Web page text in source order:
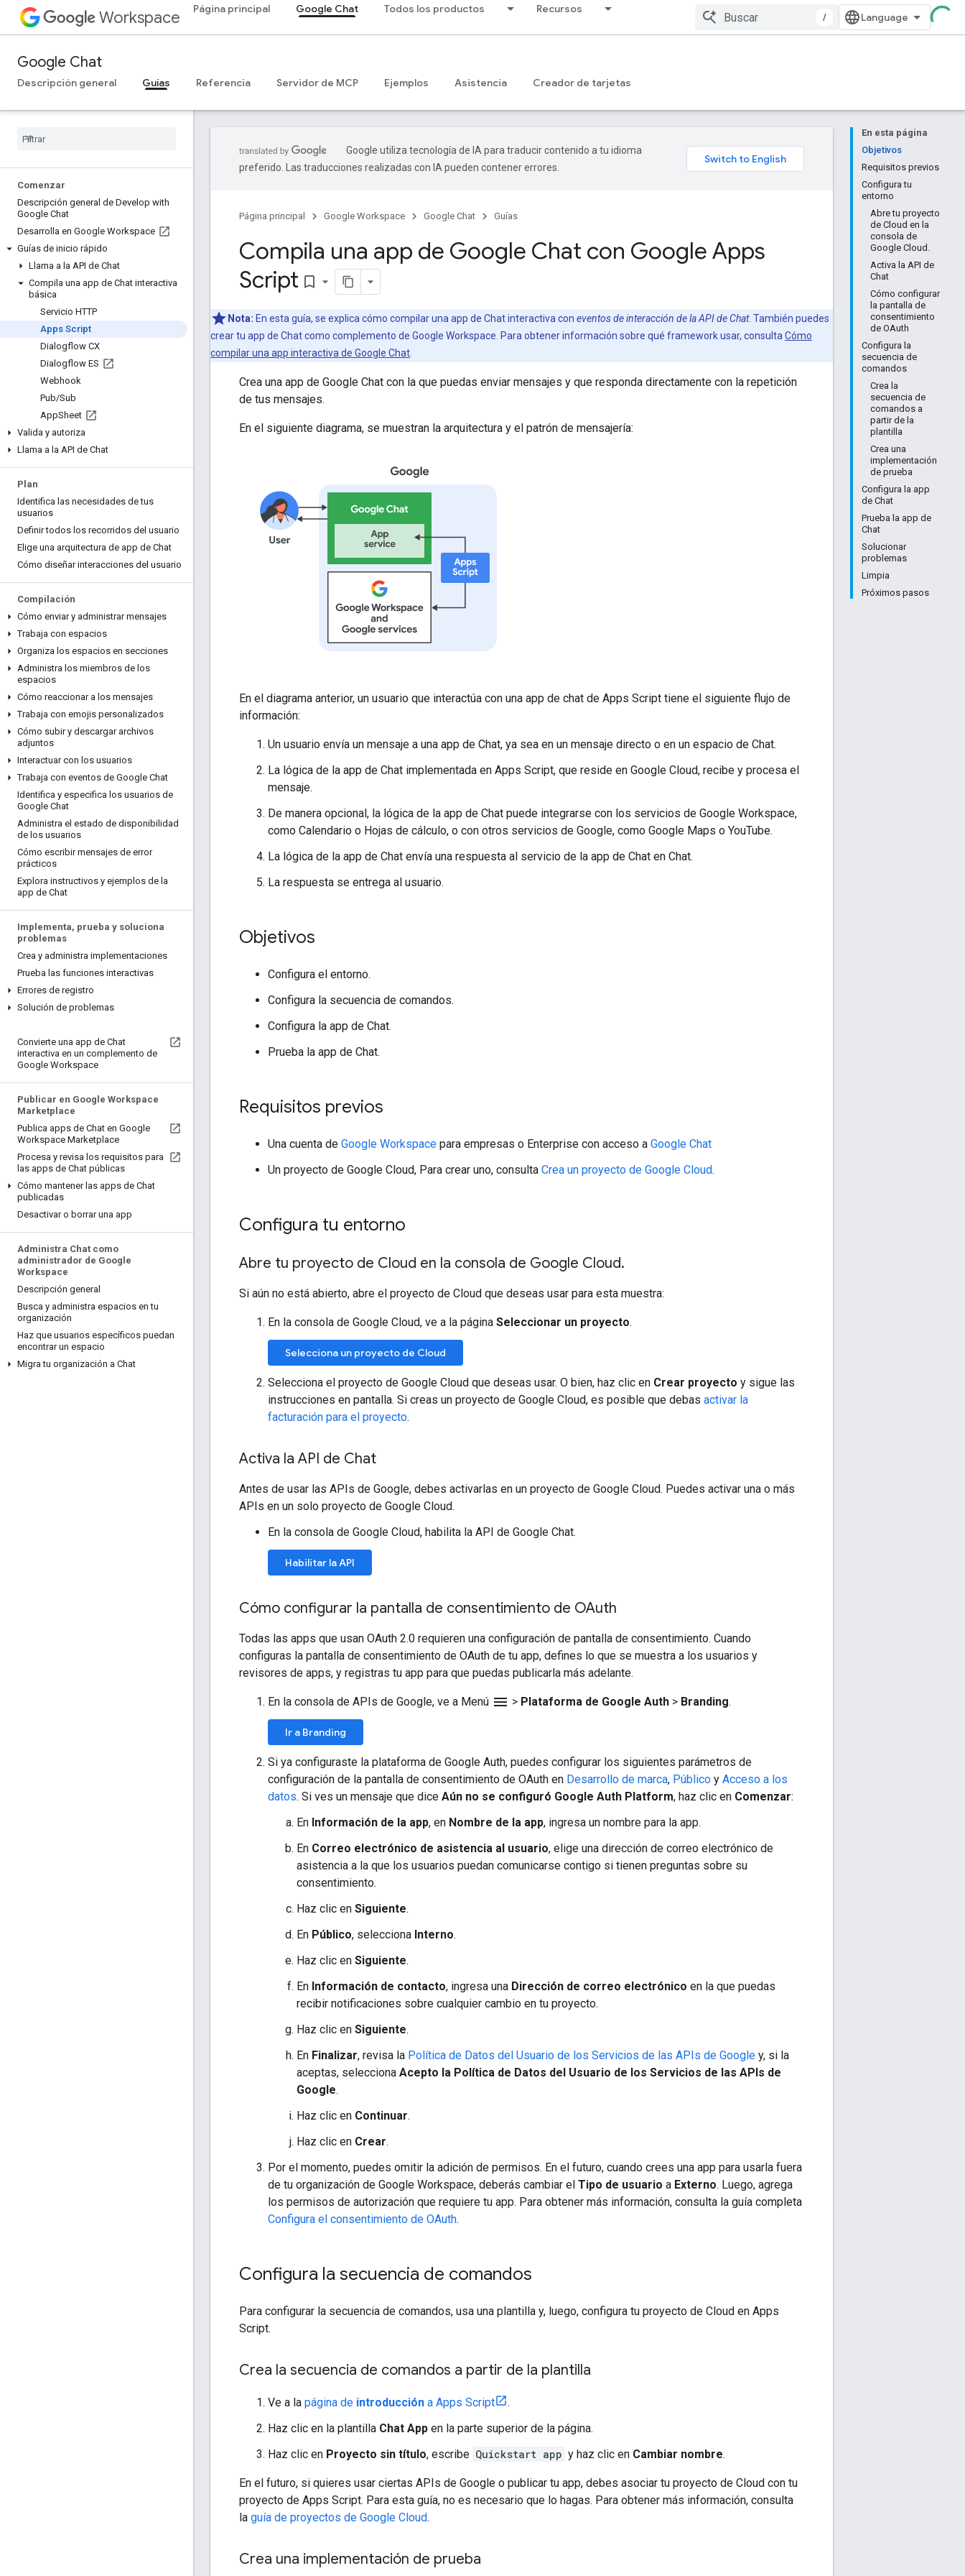
Workspace Página principal Google Chat Todos los productos Recursos
/
Google Chat
Descripción general Guías Referencia Servidor de MCP Ejemplos Asistencia Creador de tarjetas
Comenzar
Descripción general de Develop with
Google Chat
Desarrolla en Google Workspace
Guías de inicio rápido
Llama a la API de Chat
Compila una app de Chat interactiva
básica
Servicio HTTP
Apps Script
Dialogflow CX
Dialogflow ES
Webhook
Pub/Sub
AppSheet
Valida y autoriza
Llama a la API de Chat
Plan
Identifica las necesidades de tus
usuarios
Definir todos los recorridos del usuario
Elige una arquitectura de app de Chat
Cómo diseñar interacciones del usuario
Compilación
Cómo enviar y administrar mensajes
Trabaja con espacios
Organiza los espacios en secciones
Administra los miembros de los
espacios
Cómo reaccionar a los mensajes
Trabaja con emojis personalizados
Cómo subir y descargar archivos
adjuntos
Interactuar con los usuarios
Trabaja con eventos de Google Chat
Identifica y especifica los usuarios de
Google Chat
Administra el estado de disponibilidad
de los usuarios
Cómo escribir mensajes de error
prácticos
Explora instructivos y ejemplos de la
app de Chat
Implementa, prueba y soluciona
problemas
Crea y administra implementaciones
Prueba las funciones interactivas
Errores de registro
Solución de problemas
Convierte una app de Chat
interactiva en un complemento de
Google Workspace
Publicar en Google Workspace
Marketplace
Publica apps de Chat en Google
Workspace Marketplace
Procesa y revisa los requisitos para
las apps de Chat públicas
Cómo mantener las apps de Chat
publicadas
Desactivar o borrar una app
Administra Chat como
administrador de Google
Workspace
Descripción general
Busca y administra espacios en tu
organización
Haz que usuarios específicos puedan
encontrar un espacio
Migra tu organización a Chat
En esta página
Objetivos
Requisitos previos
Configura tu
entorno
Abre tu proyecto
de Cloud en la
consola de
Google Cloud.
Activa la API de
Chat
Cómo configurar
la pantalla de
consentimiento
de OAuth
Configura la
secuencia de
comandos
Crea la
secuencia de
comandos a
partir de la
plantilla
Crea una
implementación
de prueba
Configura la app
de Chat
Prueba la app de
Chat
Solucionar
problemas
Limpia
Próximos pasos
Google utiliza tecnología de IA para traducir contenido a tu idioma
preferido. Las traducciones realizadas con IA pueden contener errores.
Página principal Google Workspace Google Chat Guías
Compila una app de Google Chat con Google Apps
Script bookmark_border
Nota: En esta guía, se explica cómo compilar una app de Chat interactiva con eventos de interacción de la API de Chat. También puedes
crear tu app de Chat como complemento de Google Workspace. Para obtener información sobre qué framework usar, consulta Cómo
compilar una app interactiva de Google Chat
Crea una app de Google Chat con la que puedas enviar mensajes y que responda directamente con la repetición
de tus mensajes.
En el siguiente diagrama, se muestran la arquitectura y el patrón de mensajería:
En el diagrama anterior, un usuario que interactúa con una app de chat de Apps Script tiene el siguiente flujo de
información:
Un usuario envía un mensaje a una app de Chat, ya sea en un mensaje directo o en un espacio de Chat.
La lógica de la app de Chat implementada en Apps Script, que reside en Google Cloud, recibe y procesa el
mensaje.
De manera opcional, la lógica de la app de Chat puede integrarse con los servicios de Google Workspace,
como Calendario o Hojas de cálculo, o con otros servicios de Google, como Google Maps o YouTube.
La lógica de la app de Chat envía una respuesta al servicio de la app de Chat en Chat.
La respuesta se entrega al usuario.
Objetivos
Configura el entorno.
Configura la secuencia de comandos.
Configura la app de Chat.
Prueba la app de Chat.
Requisitos previos
Una cuenta de Google Workspace para empresas o Enterprise con acceso a Google Chat
Un proyecto de Google Cloud, Para crear uno, consulta Crea un proyecto de Google Cloud.
Configura tu entorno
Abre tu proyecto de Cloud en la consola de Google Cloud.
Si aún no está abierto, abre el proyecto de Cloud que deseas usar para esta muestra:
En la consola de Google Cloud, ve a la página Seleccionar un proyecto.
Selecciona un proyecto de Cloud
Selecciona el proyecto de Google Cloud que deseas usar. O bien, haz clic en Crear proyecto y sigue las
instrucciones en pantalla. Si creas un proyecto de Google Cloud, es posible que debas activar la
facturación para el proyecto.
Activa la API de Chat
Antes de usar las APIs de Google, debes activarlas en un proyecto de Google Cloud. Puedes activar una o más
APIs en un solo proyecto de Google Cloud.
En la consola de Google Cloud, habilita la API de Google Chat.
Habilitar la API
Cómo configurar la pantalla de consentimiento de OAuth
Todas las apps que usan OAuth 2.0 requieren una configuración de pantalla de consentimiento. Cuando
configuras la pantalla de consentimiento de OAuth de tu app, defines lo que se muestra a los usuarios y
revisores de apps, y registras tu app para que puedas publicarla más adelante.
En la consola de APIs de Google, ve a Menú menu > Plataforma de Google Auth > Branding.
Ir a Branding
Si ya configuraste la plataforma de Google Auth, puedes configurar los siguientes parámetros de
configuración de la pantalla de consentimiento de OAuth en Desarrollo de marca, Público y Acceso a los
datos. Si ves un mensaje que dice Aún no se configuró Google Auth Platform, haz clic en Comenzar:
En Información de la app, en Nombre de la app, ingresa un nombre para la app.
En Correo electrónico de asistencia al usuario, elige una dirección de correo electrónico de
asistencia a la que los usuarios puedan comunicarse contigo si tienen preguntas sobre su
consentimiento.
Haz clic en Siguiente.
En Público, selecciona Interno.
Haz clic en Siguiente.
En Información de contacto, ingresa una Dirección de correo electrónico en la que puedas
recibir notificaciones sobre cualquier cambio en tu proyecto.
Haz clic en Siguiente.
En Finalizar, revisa la Política de Datos del Usuario de los Servicios de las APIs de Google y, si la
aceptas, selecciona Acepto la Política de Datos del Usuario de los Servicios de las APIs de
Google.
Haz clic en Continuar.
Haz clic en Crear.
Por el momento, puedes omitir la adición de permisos. En el futuro, cuando crees una app para usarla fuera
de tu organización de Google Workspace, deberás cambiar el Tipo de usuario a Externo. Luego, agrega
los permisos de autorización que requiere tu app. Para obtener más información, consulta la guía completa
Configura el consentimiento de OAuth.
Configura la secuencia de comandos
Para configurar la secuencia de comandos, usa una plantilla y, luego, configura tu proyecto de Cloud en Apps
Script.
Crea la secuencia de comandos a partir de la plantilla
Ve a la página de introducción a Apps Script
.
Haz clic en la plantilla Chat App en la parte superior de la página.
Haz clic en Proyecto sin título, escribe Quickstart app y haz clic en Cambiar nombre.
En el futuro, si quieres usar ciertas APIs de Google o publicar tu app, debes asociar tu proyecto de Cloud con tu
proyecto de Apps Script. Para esta guía, no es necesario que lo hagas. Para obtener más información, consulta
la guía de proyectos de Google Cloud.
Crea una implementación de prueba